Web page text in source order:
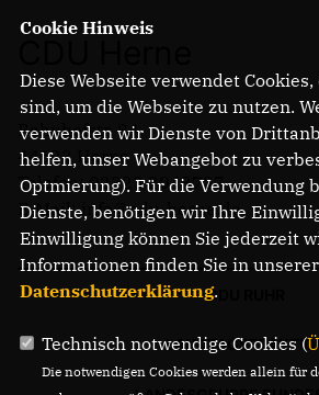
Bahnhofstr. 84
44623 Herne
Telefon: 02323 2043737
E-Mail: info@cdu-herne.de
CDU RUHR
Cookie Hinweis
Diese Webseite verwendet
sind, um die Webseite zu nutzen.
verwenden wir Dienste von
helfen, unser Webangebot zu
Optmierung). Für die Verwendung
Dienste, benötigen wir Ihre
Einwilligung können Sie jederzeit
Informationen finden Sie in unserer
Datenschutzerklärung.
Technisch notwendige Cookies (
Die notwendigen Cookies werden allein für